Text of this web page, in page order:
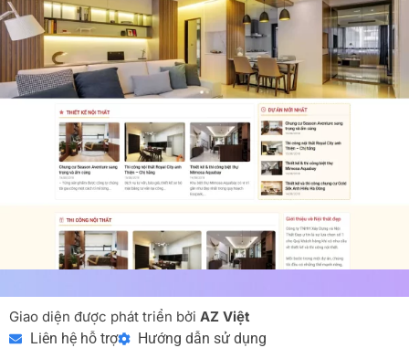
Giao diện được phát triển bởi AZ Việt
Liên hệ hỗ trợ
Hướng dẫn sử dụng